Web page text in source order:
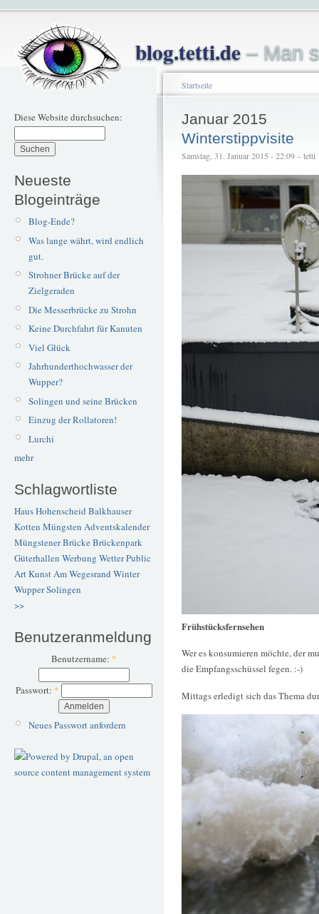
blog.tetti.de– Man
Diese Website durchsuchen:
Neueste
Blogeinträge
Blog-Ende?
Was lange währt, wird endlich
gut.
Strohner Brücke auf der
Zielgeraden
Die Messerbrücke zu Strohn
Keine Durchfahrt für Kanuten
Viel Glück
Jahrhunderthochwasser der
Wupper?
Solingen und seine Brücken
Einzug der Rollatoren!
Lurchi
mehr
Schlagwortliste
Haus Hohenscheid Balkhauser
Kotten Müngsten Adventskalender
Müngstener BrückeBrückenpark
Güterhallen Werbung WetterPublic
ArtKunstAm Wegesrand Winter
WupperSolingen
>>
Benutzeranmeldung
Benutzername: *
Passwort: *
Neues Passwort anfordern
Startseite
Januar 2015
Winterstippvisite
Samstag, 31. Januar 2015 - 22:09 – tetti
Frühstücksfernsehen
Wer es konsumieren möchte, der
die Empfangsschüssel fegen. :-)
Mittags erledigt sich das Thema